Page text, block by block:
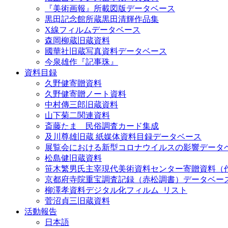
『美術画報』所載図版データベース
黒田記念館所蔵黒田清輝作品集
X線フィルムデータベース
森岡柳蔵旧蔵資料
國華社旧蔵写真資料データベース
今泉雄作『記事珠』
資料目録
久野健寄贈資料
久野健寄贈ノート資料
中村傳三郎旧蔵資料
山下菊二関連資料
斎藤たま 民俗調査カード集成
及川尊雄旧蔵 紙媒体資料目録データベース
展覧会における新型コロナウイルスの影響データ
松島健旧蔵資料
笹木繁男氏主宰現代美術資料センター寄贈資料（
京都府寺院重宝調査記録（赤松調書）データベー
柳澤孝資料デジタル化フィルム_リスト
菅沼貞三旧蔵資料
活動報告
日本語